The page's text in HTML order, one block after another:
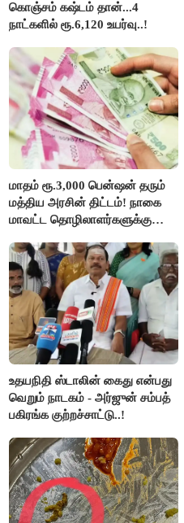
கொஞ்சம் கஷ்டம் தான்...4
நாட்களில் ரூ.6,120 உயர்வு..!
மாதம் ரூ.3,000 பென்ஷன் தரும்
மத்திய அரசின் திட்டம்! நாகை
மாவட்ட தொழிலாளர்களுக்கு
செய்தி!
உதயநிதி ஸ்டாலின் கைது என்பது
வெறும் நாடகம் - அர்ஜுன் சம்பத்
பகிரங்க குற்றச்சாட்டு..!